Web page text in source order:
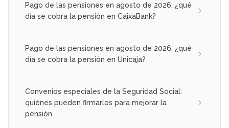
Pago de las pensiones en agosto de 2026: ¿qué
día se cobra la pensión en CaixaBank?
Pago de las pensiones en agosto de 2026: ¿qué
día se cobra la pensión en Unicaja?
Convenios especiales de la Seguridad Social:
quiénes pueden firmarlos para mejorar la
pensión